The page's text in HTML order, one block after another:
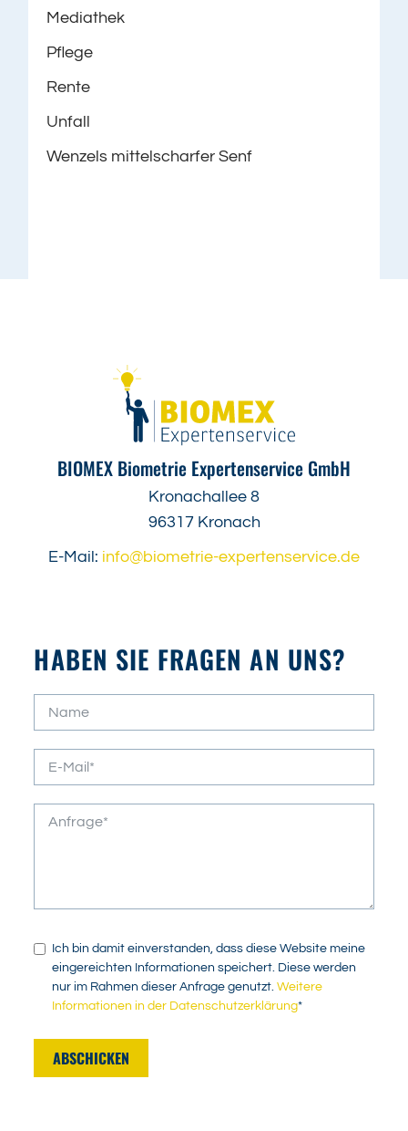
Mediathek
Pflege
Rente
Unfall
Wenzels mittelscharfer Senf
BIOMEX Biometrie Expertenservice GmbH
Kronachallee 8
96317 Kronach
E-Mail: info@biometrie-expertenservice.de
HABEN SIE FRAGEN AN UNS?
Ich bin damit einverstanden, dass diese Website meine
eingereichten Informationen speichert. Diese werden
nur im Rahmen dieser Anfrage genutzt.Weitere
Informationen in der Datenschutzerklärung*
ABSCHICKEN